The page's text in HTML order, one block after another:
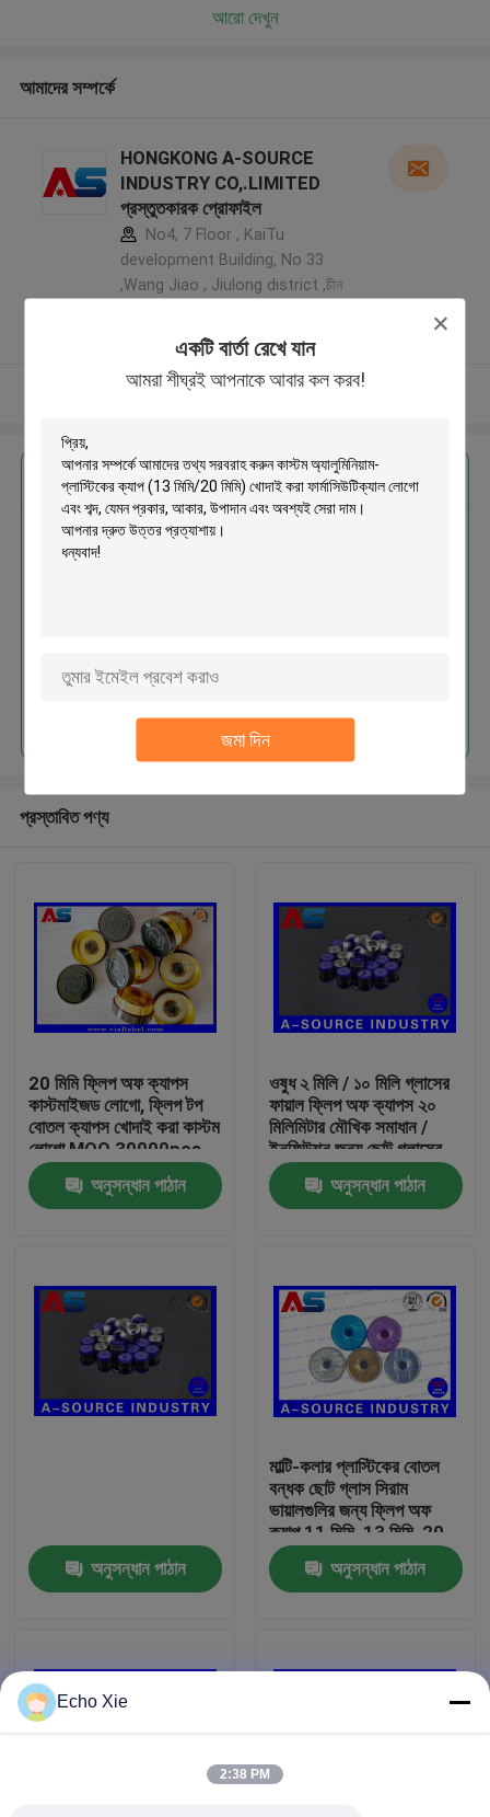
একটি বার্তা রেখে যান
আমরা শীঘ্রই আপনাকে আবার কল করব!
জমা দিন
আমাদের সম্পর্কে
উদ্ধৃতির জন্য আবেদন
10ml Vial Labels
10ml Vial Boxes
আরো দেখুন
আমাদের সম্পর্কে
HONGKONG A-SOURCE
INDUSTRY CO,.LIMITED
প্রস্তুতকারক প্রোফাইল
No4, 7 Floor , KaiTu
development Building, No 33
,Wang Jiao , Jiulong district ,চীন
যাচাইকৃত সরবরাহকারী
আরো দেখুন
এর সেরা মূল্য পান
কাস্টম অ্যালুমিনিয়াম-প্লাস্টিকের ক্যাপ (13
প্রস্তাবিত পণ্য
20 মিমি ফ্লিপ অফ ক্যাপস
কাস্টমাইজড লোগো, ফ্লিপ টপ
বোতল ক্যাপস খোদাই করা কাস্টম
লোগো MOQ 30000pcs
অনুসন্ধান পাঠান
ওষুধ ২ মিলি / ১০ মিলি গ্লাসের
ফায়াল ফ্লিপ অফ ক্যাপস ২০
মিলিমিটার মৌখিক সমাধান /
ইনফিউশন জন্য ছোট গ্লাসের
বোতল
অনুসন্ধান পাঠান
অনুসন্ধান পাঠান
মাল্টি-কলার প্লাস্টিকের বোতল
বন্ধক ছোট গ্লাস সিরাম
ভায়ালগুলির জন্য ফ্লিপ অফ
ক্যাপ 11 মিমি, 13 মিমি, 20
মিমি
অনুসন্ধান পাঠান
Echo Xie
2:38 PM